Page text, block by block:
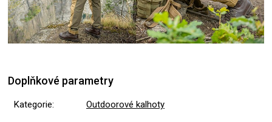
Doplňkové parametry
Kategorie: Outdoorové kalhoty